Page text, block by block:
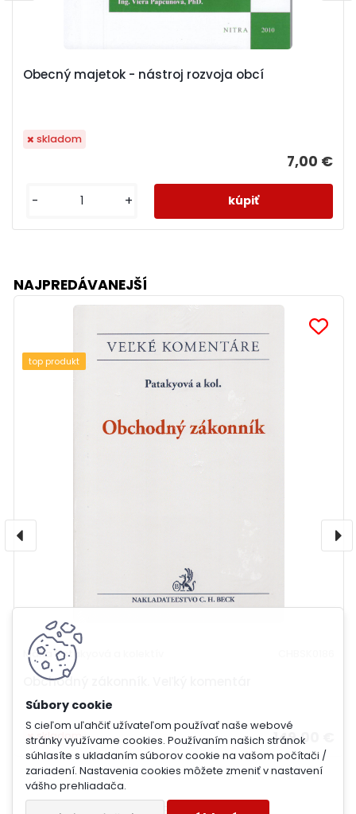
S cieľom uľahčiť užívateľom používať naše webové
stránky využívame cookies. Používaním našich stránok
súhlasíte s ukladaním súborov cookie na vašom počítači /
zariadení. Nastavenia cookies môžete zmeniť v nastavení
vášho prehliadača.
Obecný majetok - nástroj rozvoja obcí
7,00 €
skladom
- +
NAJPREDÁVANEJŠÍ
Obchodný zákonník. Veľký komentár
Mária Patakyová a kolektív
149,00 €
skladom
top produkt